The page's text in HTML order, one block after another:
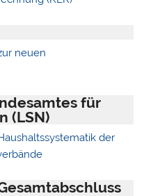
neuen
für
(LSN)
der